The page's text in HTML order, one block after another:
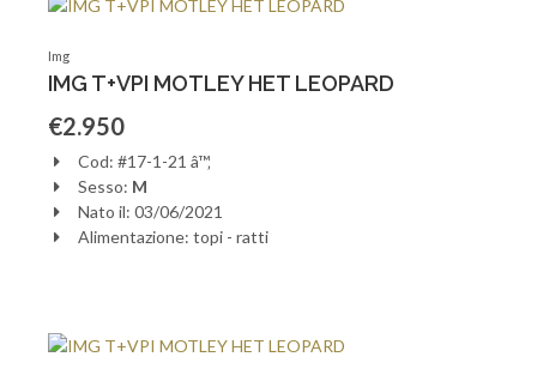
Img
IMG T+VPI MOTLEY HET LEOPARD
€2.950
Cod: #17-1-21 â™‚
Sesso: M
Nato il: 03/06/2021
Alimentazione: topi - ratti